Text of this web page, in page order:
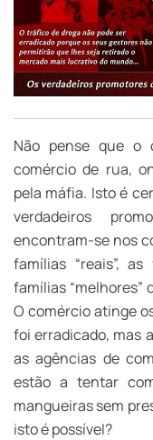
Não pense que o
comércio de rua,
pela máfia. Isto é
verdadeiros
encontram-se nos
famílias “reais”,
famílias “melhores”
O comércio atinge
foi erradicado, mas
as agências de
estão a tentar
mangueiras sem
isto é possível?